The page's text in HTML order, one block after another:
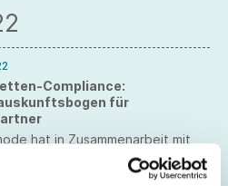
Compliance:
für
hat in Zusammenarbeit mit
Mitgliedsverbänden einen Muster-
für Lieferanten